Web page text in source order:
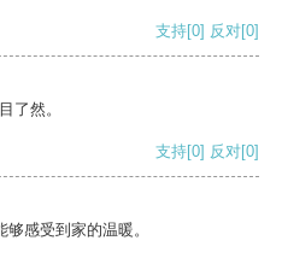
支持[0] 反对[0]
了然。
支持[0] 反对[0]
感受到家的温暖。